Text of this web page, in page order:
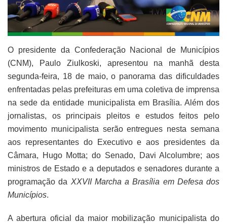
O presidente da Confederação Nacional de Municípios
(CNM), Paulo Ziulkoski, apresentou na manhã desta
segunda-feira, 18 de maio, o panorama das dificuldades
enfrentadas pelas prefeituras em uma coletiva de imprensa
na sede da entidade municipalista em Brasília. Além dos
jornalistas, os principais pleitos e estudos feitos pelo
movimento municipalista serão entregues nesta semana
aos representantes do Executivo e aos presidentes da
Câmara, Hugo Motta; do Senado, Davi Alcolumbre; aos
ministros de Estado e a deputados e senadores durante a
programação da XXVII Marcha a Brasília em Defesa dos
Municípios.
A abertura oficial da maior mobilização municipalista do